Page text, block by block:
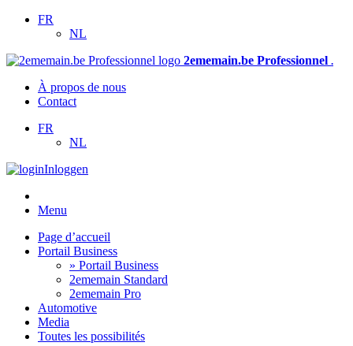
FR
NL
2ememain.be Professionnel .
À propos de nous
Contact
FR
NL
Inloggen
Menu
Page d’accueil
Portail Business
» Portail Business
2ememain Standard
2ememain Pro
Automotive
Media
Toutes les possibilités